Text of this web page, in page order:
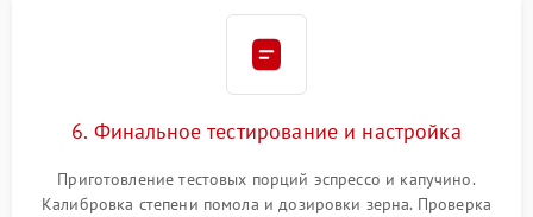
6. Финальное тестирование и настройка
Приготовление тестовых порций эспрессо и капучино.
Калибровка степени помола и дозировки зерна. Проверка